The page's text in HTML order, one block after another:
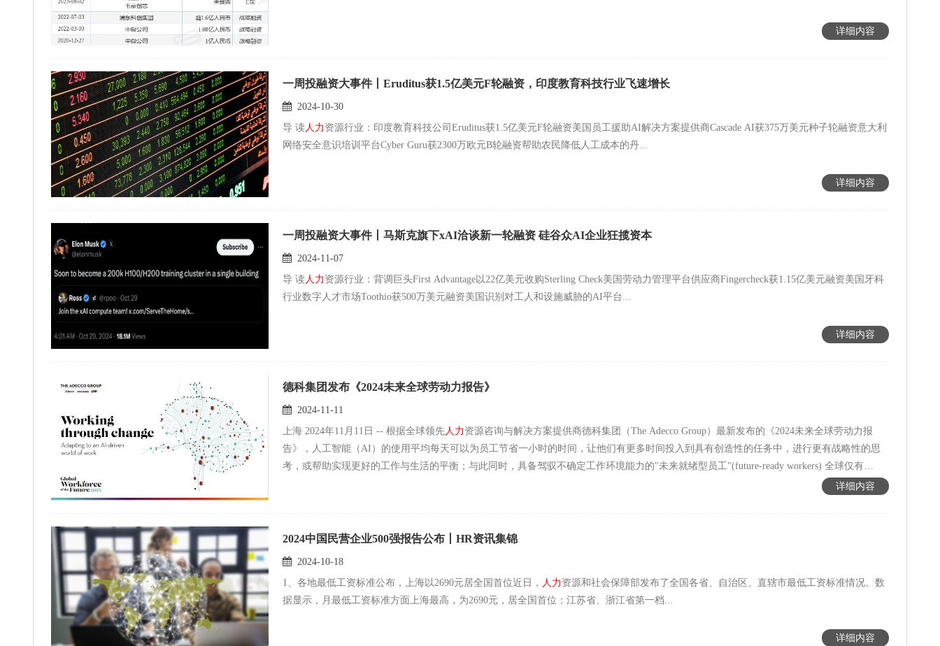
详细内容
一周投融资大事件丨Eruditus获1.5亿美元F轮融资，印度教育科技行业飞速增长
2024-10-30
导 读 人力 资源行业：印度教育科技公司Eruditus获1.5亿美元F轮融资美国员工援助AI解决方案提供商Cascade AI获375万美元种子轮融资意大利
网络安全意识培训平台Cyber Guru获2300万欧元B轮融资帮助农民降低人工成本的丹...
详细内容
一周投融资大事件丨马斯克旗下xAI洽谈新一轮融资 硅谷众AI企业狂揽资本
2024-11-07
导 读 人力 资源行业：背调巨头First Advantage以22亿美元收购Sterling Check美国劳动力管理平台供应商Fingercheck获1.15亿美元融资美国牙科
行业数字人才市场Toothio获500万美元融资美国识别对工人和设施威胁的AI平台...
详细内容
德科集团发布《2024未来全球劳动力报告》
2024-11-11
上海 2024年11月11日 -- 根据全球领先 人力 资源咨询与解决方案提供商德科集团（The Adecco Group）最新发布的《2024未来全球劳动力报
告》，人工智能（AI）的使用平均每天可以为员工节省一小时的时间，让他们有更多时间投入到具有创造性的任务中，进行更有战略性的思
考，或帮助实现更好的工作与生活的平衡；与此同时，具备驾驭不确定工作环境能力的"未来就绪型员工"(future-ready workers) 全球仅有
详细内容
2024中国民营企业500强报告公布丨HR资讯集锦
2024-10-18
1、各地最低工资标准公布，上海以2690元居全国首位近日， 人力 资源和社会保障部发布了全国各省、自治区、直辖市最低工资标准情况。数
据显示，月最低工资标准方面上海最高，为2690元，居全国首位；江苏省、浙江省第一档...
详细内容